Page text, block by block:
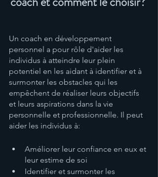
Un coach en développement
personnel a pour rôle d'aider les
individus à atteindre leur plein
potentiel en les aidant à identifier et à
surmonter les obstacles qui les
empêchent de réaliser leurs objectifs
et leurs aspirations dans la vie
personnelle et professionnelle. Il peut
aider les individus à:
Améliorer leur confiance en eux et
leur estime de soi
Identifier et surmonter les